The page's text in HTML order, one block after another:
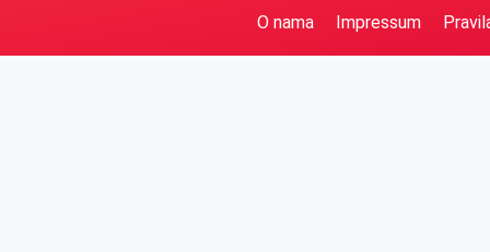
O nama Impressum